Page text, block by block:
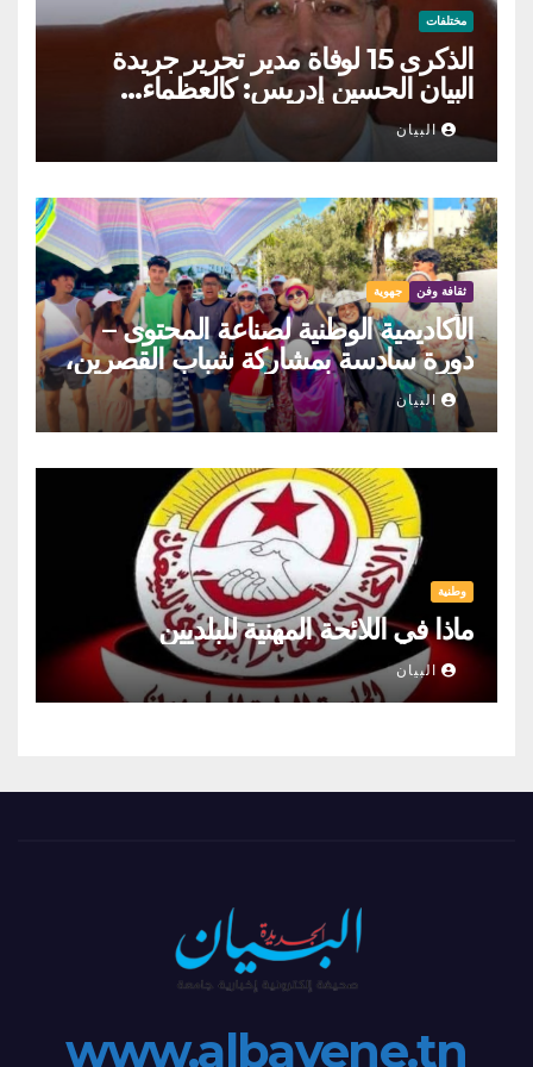
مختلفات
الذكرى 15 لوفاة مدير تحرير جريدة
البيان الحسين إدريس: كالعظماء…
عاش شامخا ورحل واقفا
البيان
ثقافة وفن جهوية
الأكاديمية الوطنية لصناعة المحتوى –
دورة سادسة بمشاركة شباب القصرين،
المنستير والمهدية
البيان
وطنية
ماذا في اللائحة المهنية للبلديين
البيان
www.albayene.tn